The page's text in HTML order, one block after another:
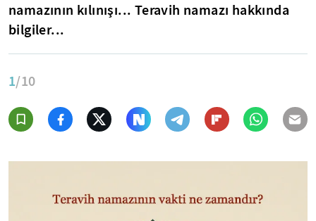
namazının kılınışı... Teravih namazı hakkında
bilgiler...
1/10